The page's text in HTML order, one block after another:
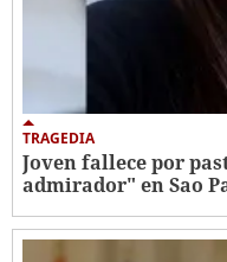
TRAGEDIA
Joven fallece por
admirador" en Sao